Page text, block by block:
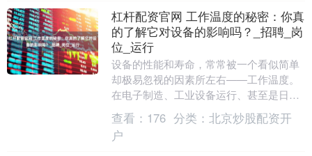
杠杆配资官网 工作温度的秘密：你真
的了解它对设备的影响吗？_招聘_岗
位_运行
设备的性能和寿命，常常被一个看似简单
却极易忽视的因素所左右——工作温度。
在电子制造、工业设备运行、甚至是日常
办公设备中杠杆配资官网，温度的细微变
化，都可能带来巨....
查看： 176 分类： 北京炒股配资开
户